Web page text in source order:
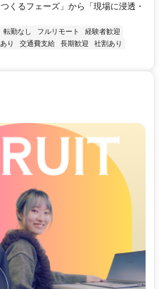
くるフェーズ」から「現場に浸透・
転勤なし フルリモート
経験者歓迎
り 交通費支給 長期歓迎
社割あり